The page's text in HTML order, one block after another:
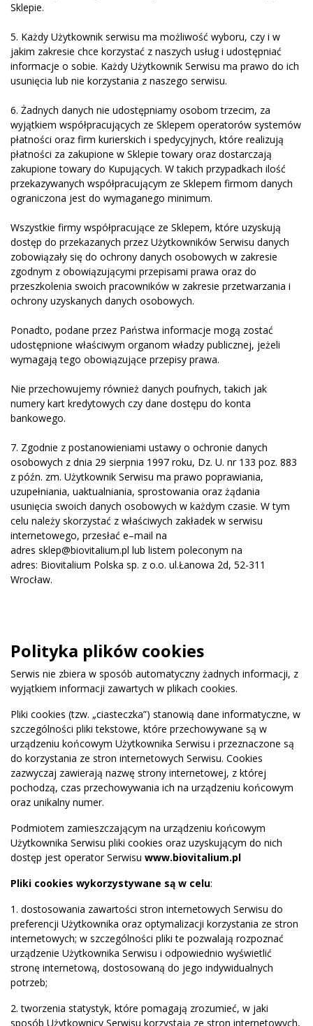
Sklepie.
5. Każdy Użytkownik serwisu ma możliwość wyboru, czy i w
jakim zakresie chce korzystać z naszych usług i udostępniać
informacje o sobie. Każdy Użytkownik Serwisu ma prawo do ich
usunięcia lub nie korzystania z naszego serwisu.
6. Żadnych danych nie udostępniamy osobom trzecim, za
wyjątkiem współpracujących ze Sklepem operatorów systemów
płatności oraz firm kurierskich i spedycyjnych, które realizują
płatności za zakupione w Sklepie towary oraz dostarczają
zakupione towary do Kupujących. W takich przypadkach ilość
przekazywanych współpracującym ze Sklepem firmom danych
ograniczona jest do wymaganego minimum.
Wszystkie firmy współpracujące ze Sklepem, które uzyskują
dostęp do przekazanych przez Użytkowników Serwisu danych
zobowiązały się do ochrony danych osobowych w zakresie
zgodnym z obowiązującymi przepisami prawa oraz do
przeszkolenia swoich pracowników w zakresie przetwarzania i
ochrony uzyskanych danych osobowych.
Ponadto, podane przez Państwa informacje mogą zostać
udostępnione właściwym orga­nom władzy publicznej, jeżeli
wymagają tego obowiązujące przepisy prawa.
Nie przechowujemy również danych poufnych, takich jak
numery kart kredytowych czy dane dostępu do konta
bankowego.
7. Zgodnie z postanowieniami ustawy o ochronie danych
osobowych z dnia 29 sierpnia 1997 roku, Dz. U. nr 133 poz. 883
z późn. zm. Użytkownik Serwisu ma prawo poprawiania,
uzupełniania, uaktualniania, sprostowania oraz żądania
usunięcia swoich danych osobowych w każdym czasie. W tym
celu należy skorzystać z właściwych zakładek w serwisu
internetowego, przesłać e–mail na
adres sklep@biovitalium.pl lub listem poleconym na
adres: Biovitalium Polska sp. z o.o. ul.Łanowa 2d, 52-311
Wrocław.
Polityka plików cookies
Serwis nie zbiera w sposób automatyczny żadnych informacji, z
wyjątkiem informacji zawartych w plikach cookies.
Pliki cookies (tzw. „ciasteczka”) stanowią dane informatyczne, w
szczególności pliki tekstowe, które przechowywane są w
urządzeniu końcowym Użytkownika Serwisu i przeznaczone są
do korzystania ze stron internetowych Serwisu. Cookies
zazwyczaj zawierają nazwę strony internetowej, z której
pochodzą, czas przechowywania ich na urządzeniu końcowym
oraz unikalny numer.
Podmiotem zamieszczającym na urządzeniu końcowym
Użytkownika Serwisu pliki cookies oraz uzyskującym do nich
dostęp jest operator Serwisu www.biovitalium.pl
Pliki cookies wykorzystywane są w celu:
1. dostosowania zawartości stron internetowych Serwisu do
preferencji Użytkownika oraz optymalizacji korzystania ze stron
internetowych; w szczególności pliki te pozwalają rozpoznać
urządzenie Użytkownika Serwisu i odpowiednio wyświetlić
stronę internetową, dostosowaną do jego indywidualnych
potrzeb;
2. tworzenia statystyk, które pomagają zrozumieć, w jaki
sposób Użytkownicy Serwisu korzystają ze stron internetowych,